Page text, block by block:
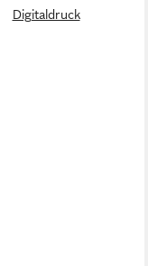
Digitaldruck